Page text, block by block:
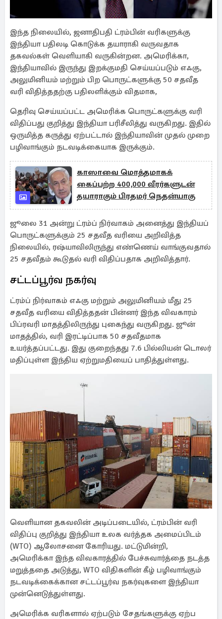
இந்த நிலையில், ஜனாதிபதி ட்ரம்பின் வரிகளுக்கு
இந்தியா பதிலடி கொடுக்க தயாராகி வருவதாக
தகவல்கள் வெளியாகி வருகின்றன. அமெரிக்கா,
இந்தியாவில் இருந்து இறக்குமதி செய்யப்படும் எஃகு,
அலுமினியம் மற்றும் பிற பொருட்களுக்கு 50 சதவீத
வரி விதித்ததற்கு பதிலளிக்கும் விதமாக,
தெரிவு செய்யப்பட்ட அமெரிக்க பொருட்களுக்கு வரி
விதிப்பது குறித்து இந்தியா பரிசீலித்து வருகிறது. இதில்
ஒருமித்த கருத்து ஏற்பட்டால் இந்தியாவின் முதல் முறை
பழிவாங்கும் நடவடிக்கையாக இருக்கும்.
காஸாவை மொத்தமாகக்
கைப்பற்ற 400,000 வீரர்களுடன்
தயாராகும் பிரதமர் நெதன்யாகு
ஜூலை 31 அன்று ட்ரம்ப் நிர்வாகம் அனைத்து இந்தியப்
பொருட்களுக்கும் 25 சதவீத வரியை அறிவித்த
நிலையில், ரஷ்யாவிலிருந்து எண்ணெய் வாங்குவதால்
25 சதவீதம் கூடுதல் வரி விதிப்பதாக அறிவித்தார்.
சட்டப்பூர்வ நகர்வு
ட்ரம்ப் நிர்வாகம் எஃகு மற்றும் அலுமினியம் மீது 25
சதவீத வரியை விதித்ததன் பின்னர் இந்த விவகாரம்
பிப்ரவரி மாதத்திலிருந்து புகைந்து வருகிறது. ஜூன்
மாதத்தில், வரி இரட்டிப்பாக 50 சதவீதமாக
உயர்த்தப்பட்டது. இது குறைந்தது 7.6 பில்லியன் டொலர்
மதிப்புள்ள இந்திய ஏற்றுமதியைப் பாதித்துள்ளது.
வெளியான தகவலின் அடிப்படையில், ட்ரம்பின் வரி
விதிப்பு குறித்து இந்தியா உலக வர்த்தக அமைப்பிடம்
(WTO) ஆலோசனை கோரியது. மட்டுமின்றி,
அமெரிக்கா இந்த விவகாரத்தில் பேச்சுவார்த்தை நடத்த
மறுத்ததை அடுத்து, WTO விதிகளின் கீழ் பழிவாங்கும்
நடவடிக்கைக்கான சட்டப்பூர்வ நகர்வுகளை இந்தியா
முன்னெடுத்துள்ளது.
அமெரிக்க வரிகளால் ஏற்படும் சேதங்களுக்கு ஏற்ப